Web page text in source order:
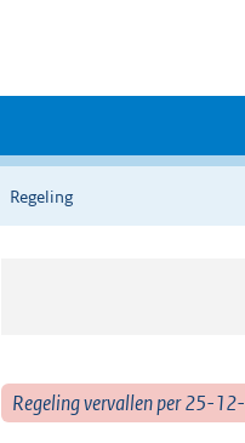
Regeling
Regeling vervallen per 25-